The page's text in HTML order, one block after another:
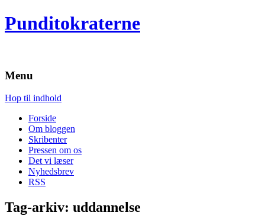
Punditokraterne
Menu
Hop til indhold
Forside
Om bloggen
Skribenter
Pressen om os
Det vi læser
Nyhedsbrev
RSS
Tag-arkiv: uddannelse